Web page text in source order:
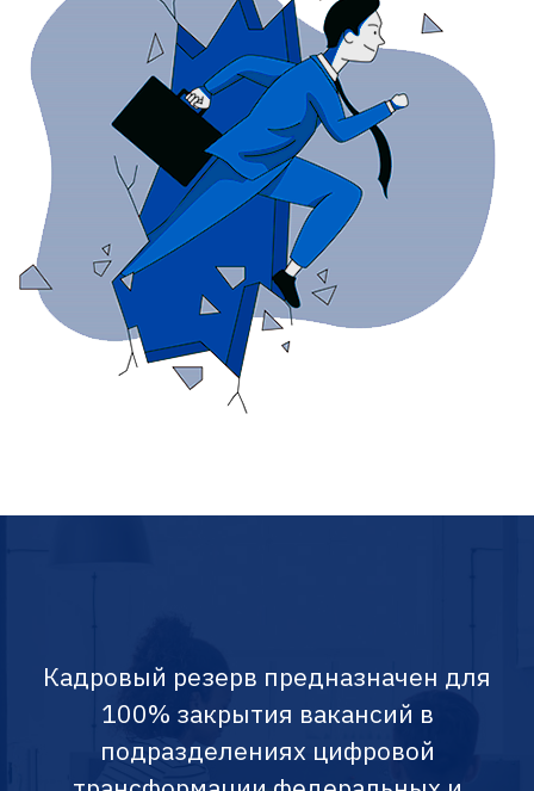
Кадровый резерв предназначен для
100% закрытия вакансий в
подразделениях цифровой